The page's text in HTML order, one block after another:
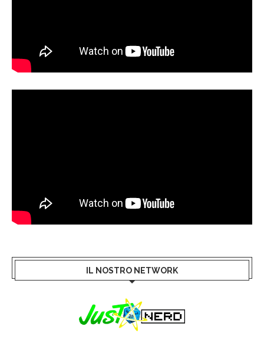
IL NOSTRO NETWORK